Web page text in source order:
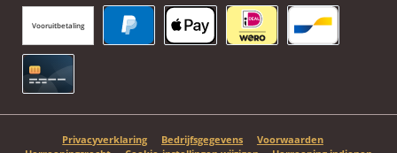
Vooruitbetaling
Privacyverklaring Bedrijfsgegevens
Voorwaarden